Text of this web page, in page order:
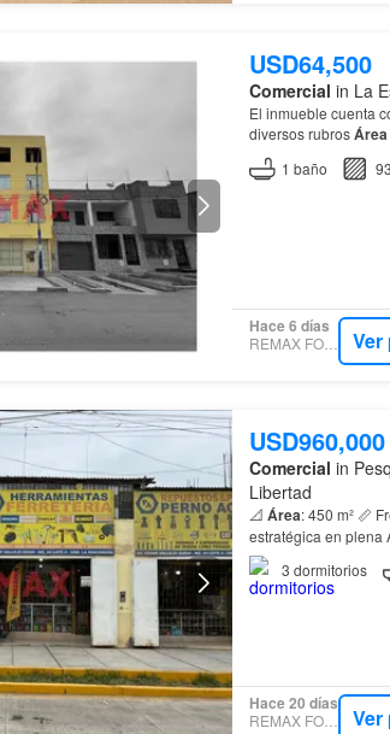
USD64,500
Comercial in La
El inmueble cuenta con: • Cocina • Baño • Amplio ambiente principal
diversos rubrosÁrea
Frente: 5.20 ml
1 baño
Hace 6 días
REMAX FOCUS Ver
USD960,000
Comercial in
Libertad
📐 Área: 450 m² 📏 Frente: 15
estratégica en plena
3 dormitorios
Hace 20 días
REMAX FOCUS Ver